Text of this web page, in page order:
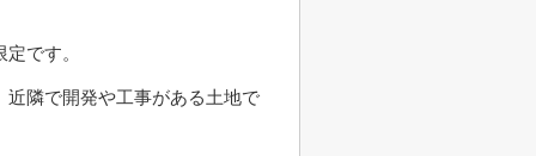
です。
隣で開発や工事がある土地で